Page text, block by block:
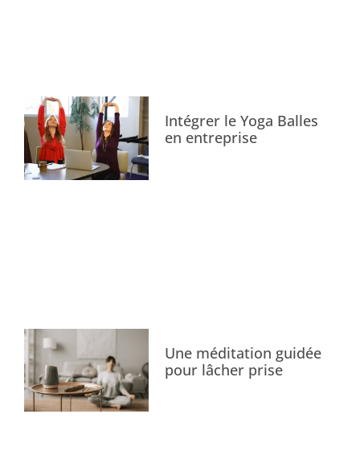
Intégrer le Yoga Balles
en entreprise
Une méditation guidée
pour lâcher prise